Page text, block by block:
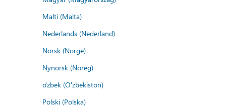
Malti (Malta)
Nederlands (Nederland)
Norsk (Norge)
Nynorsk (Noreg)
o'zbek (O'zbekiston)
Polski (Polska)